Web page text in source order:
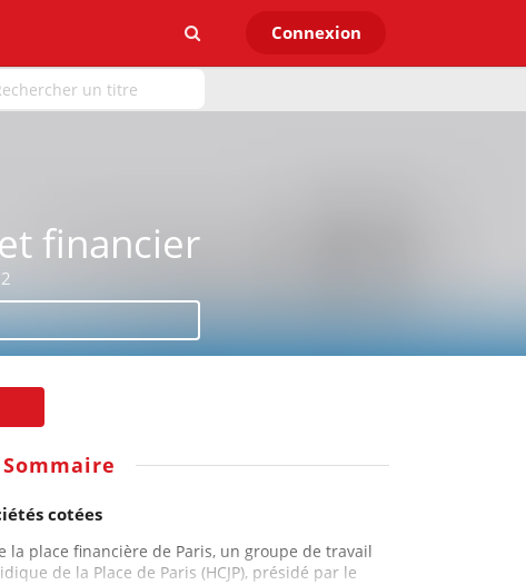
Connexion
financier
Sommaire
cotées
place financière de Paris, un groupe de travail
de la Place de Paris (HCJP), présidé par le